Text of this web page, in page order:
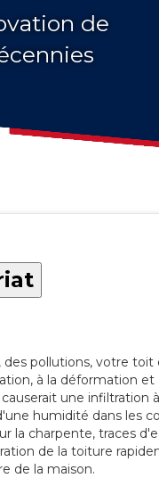
de
des pollutions, votre toit
à la déformation et
une infiltration
humidité dans les
la charpente, traces
de la toiture
de la maison.